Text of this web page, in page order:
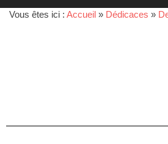
Vous êtes ici : Accueil » Dédicaces »